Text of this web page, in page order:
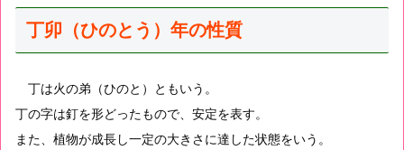
丁卯（ひのとう）年の性質
丁は火の弟（ひのと）ともいう。
丁の字は釘を形どったもので、安定を表す。
また、植物が成長し一定の大きさに達した状態をいう。